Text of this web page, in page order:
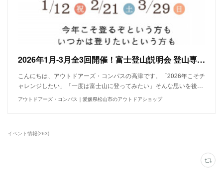
2026年1月-3月全3回開催！富士登山説明会 登山専門店のスタッフがやさしくサポート！
こんにちは、アウトドアーズ・コンパスの高津です。「2026年こそチ
ャレンジしたい」「一度は富士山に登ってみたい」そんな思いを後…
アウトドアーズ・コンパス｜愛媛県松山市のアウトドアショップ
イベント情報(263)